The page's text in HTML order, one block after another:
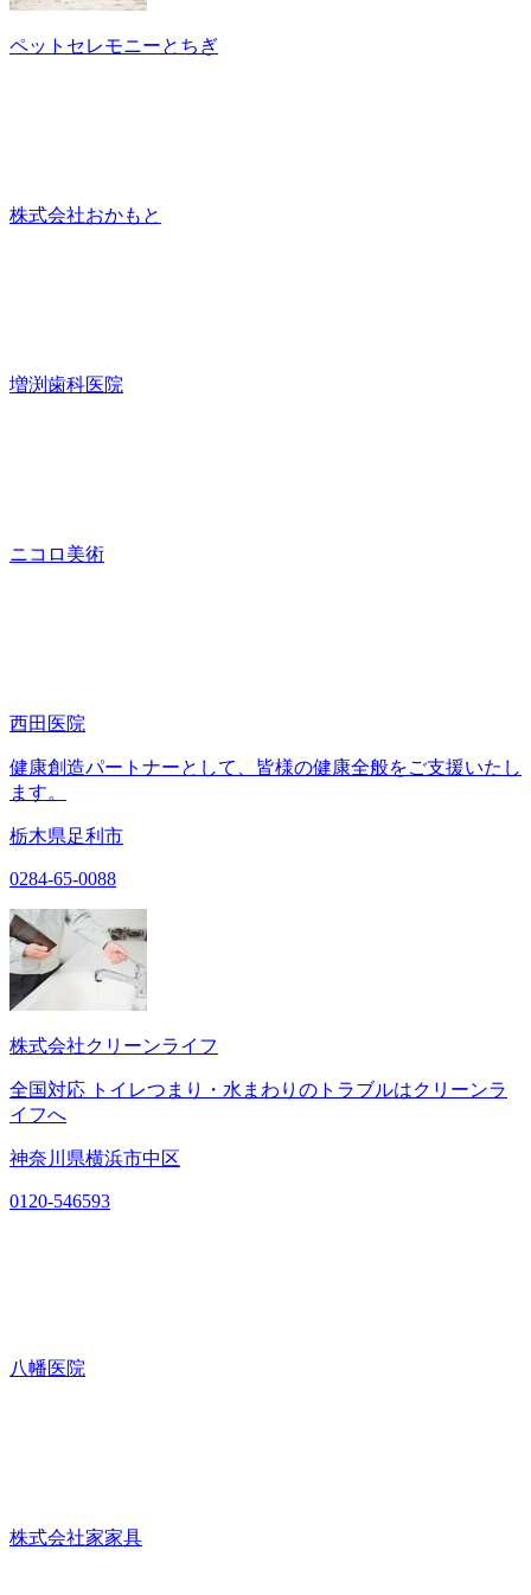
ペットセレモニーとちぎ
株式会社おかもと
増渕歯科医院
ニコロ美術
西田医院
健康創造パートナーとして、皆様の健康全般をご支援いたし
ます。
栃木県足利市
0284-65-0088
株式会社クリーンライフ
全国対応 トイレつまり・水まわりのトラブルはクリーンラ
イフへ
神奈川県横浜市中区
0120-546593
八幡医院
株式会社家家具